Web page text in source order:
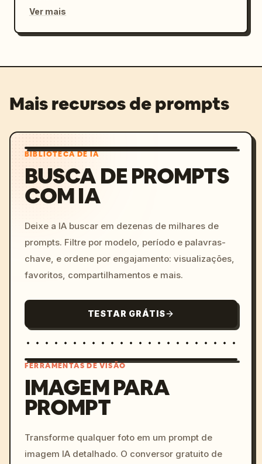
Ver mais
Mais recursos de prompts
BIBLIOTECA DE IA
BUSCA DE PROMPTS
COM IA
Deixe a IA buscar em dezenas de milhares de
prompts. Filtre por modelo, período e palavras-
chave, e ordene por engajamento: visualizações,
favoritos, compartilhamentos e mais.
TESTAR GRÁTIS
colors, 8k --v 6.0
FERRAMENTAS DE VISÃO
IMAGEM PARA
PROMPT
Transforme qualquer foto em um prompt de
imagem IA detalhado. O conversor gratuito de